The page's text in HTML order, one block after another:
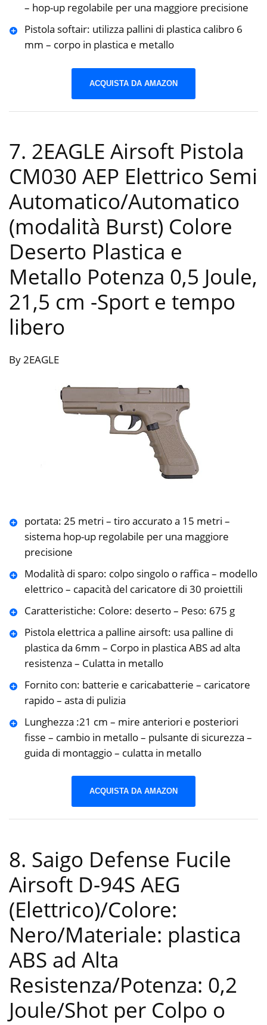
– hop-up regolabile per una maggiore precisione
Pistola softair: utilizza pallini di plastica calibro 6
mm – corpo in plastica e metallo
ACQUISTA DA AMAZON
7. 2EAGLE Airsoft Pistola
CM030 AEP Elettrico Semi
Automatico/Automatico
(modalità Burst) Colore
Deserto Plastica e
Metallo Potenza 0,5 Joule,
21,5 cm -Sport e tempo
libero
By 2EAGLE
portata: 25 metri – tiro accurato a 15 metri –
sistema hop-up regolabile per una maggiore
precisione
Modalità di sparo: colpo singolo o raffica – modello
elettrico – capacità del caricatore di 30 proiettili
Caratteristiche: Colore: deserto – Peso: 675 g
Pistola elettrica a palline airsoft: usa palline di
plastica da 6mm – Corpo in plastica ABS ad alta
resistenza – Culatta in metallo
Fornito con: batterie e caricabatterie – caricatore
rapido – asta di pulizia
Lunghezza :21 cm – mire anteriori e posteriori
fisse – cambio in metallo – pulsante di sicurezza –
guida di montaggio – culatta in metallo
ACQUISTA DA AMAZON
8. Saigo Defense Fucile
Airsoft D-94S AEG
(Elettrico)/Colore:
Nero/Materiale: plastica
ABS ad Alta
Resistenza/Potenza: 0,2
Joule/Shot per Colpo o